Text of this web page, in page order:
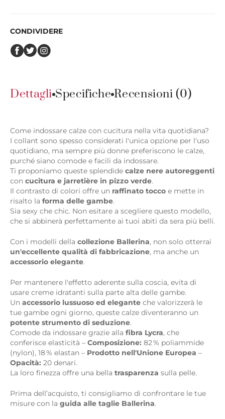
CONDIVIDERE
Dettagli Specifiche Recensioni (0)
Come indossare calze con cucitura nella vita quotidiana?
I collant sono spesso considerati l'unica opzione per l'uso
quotidiano, ma sempre più donne preferiscono le calze,
purché siano comode e facili da indossare.
Ti proponiamo queste splendide calze nere autoreggenti
con cucitura e jarretière in pizzo verde.
Il contrasto di colori offre un raffinato tocco e mette in
risalto la forma delle gambe.
Sia sexy che chic. Non esitare a scegliere questo modello,
che si abbinerà perfettamente ai tuoi abiti da sera più belli.
Con i modelli della collezione Ballerina, non solo otterrai
un'eccellente qualità di fabbricazione, ma anche un
accessorio elegante.
Per mantenere l'effetto aderente sulla coscia, evita di
usare creme idratanti sulla parte alta delle gambe.
Un accessorio lussuoso ed elegante che valorizzerà le
tue gambe ogni giorno, queste calze diventeranno un
potente strumento di seduzione.
Comode da indossare grazie alla fibra Lycra, che
conferisce elasticità – Composizione: 82 % poliammide
(nylon), 18 % elastan – Prodotto nell'Unione Europea –
Opacità: 20 denari.
La loro finezza offre una bella trasparenza sulla pelle.
Prima dell’acquisto, ti consigliamo di confrontare le tue
misure con la guida alle taglie Ballerina.